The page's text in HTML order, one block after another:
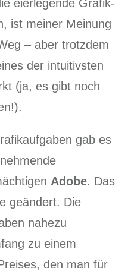
eierlegende Grafik-
ist meiner Meinung
– aber trotzdem
der intuitivsten
(ja, es gibt noch
gab es
Adobe. Das
geändert. Die
nahezu
zu einem
den man für